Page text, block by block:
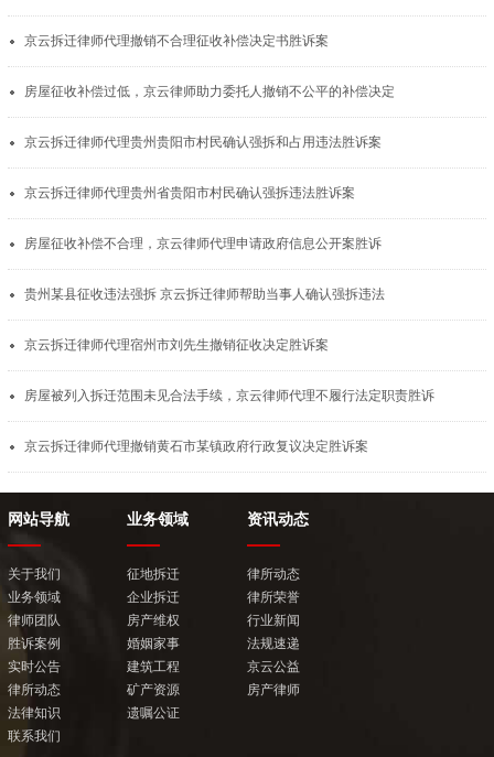
京云拆迁律师代理撤销不合理征收补偿决定书胜诉案
房屋征收补偿过低，京云律师助力委托人撤销不公平的补偿决定
京云拆迁律师代理贵州贵阳市村民确认强拆和占用违法胜诉案
京云拆迁律师代理贵州省贵阳市村民确认强拆违法胜诉案
房屋征收补偿不合理，京云律师代理申请政府信息公开案胜诉
贵州某县征收违法强拆 京云拆迁律师帮助当事人确认强拆违法
京云拆迁律师代理宿州市刘先生撤销征收决定胜诉案
房屋被列入拆迁范围未见合法手续，京云律师代理不履行法定职责胜诉
京云拆迁律师代理撤销黄石市某镇政府行政复议决定胜诉案
网站导航
关于我们
业务领域
律师团队
胜诉案例
实时公告
律所动态
法律知识
联系我们
业务领域
征地拆迁
企业拆迁
房产维权
婚姻家事
建筑工程
矿产资源
遗嘱公证
资讯动态
律所动态
律所荣誉
行业新闻
法规速递
京云公益
房产律师